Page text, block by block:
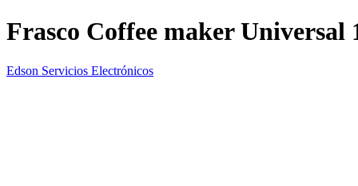
Frasco Coffee maker Universal
Edson Servicios Electrónicos